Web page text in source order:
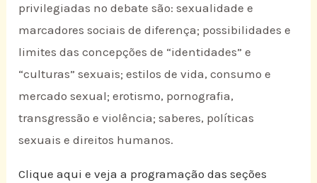
privilegiadas no debate são: sexualidade e
marcadores sociais de diferença; possibilidades e
limites das concepções de “identidades” e
“culturas” sexuais; estilos de vida, consumo e
mercado sexual; erotismo, pornografia,
transgressão e violência; saberes, políticas
sexuais e direitos humanos.
Clique aqui e veja a programação das seções